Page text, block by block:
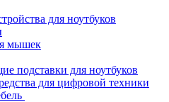
для ноутбуков
мышек
подставки для ноутбуков
для цифровой техники